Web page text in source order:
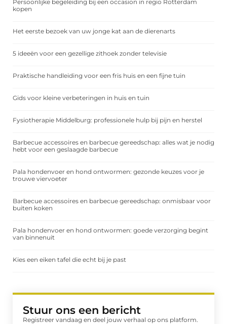
Persoonlijke begeleiding bij een occasion in regio Rotterdam
kopen
Het eerste bezoek van uw jonge kat aan de dierenarts
5 ideeën voor een gezellige zithoek zonder televisie
Praktische handleiding voor een fris huis en een fijne tuin
Gids voor kleine verbeteringen in huis en tuin
Fysiotherapie Middelburg: professionele hulp bij pijn en herstel
Barbecue accessoires en barbecue gereedschap: alles wat je nodig
hebt voor een geslaagde barbecue
Pala hondenvoer en hond ontwormen: gezonde keuzes voor je
trouwe viervoeter
Barbecue accessoires en barbecue gereedschap: onmisbaar voor
buiten koken
Pala hondenvoer en hond ontwormen: goede verzorging begint
van binnenuit
Kies een eiken tafel die echt bij je past
Stuur ons een bericht
Registreer vandaag en deel jouw verhaal op ons platform.